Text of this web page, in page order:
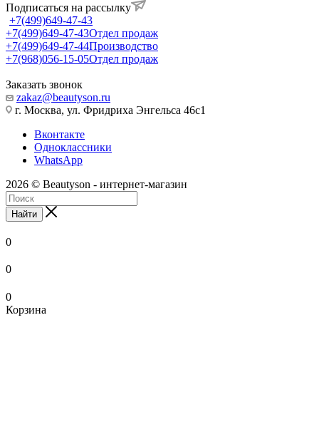
Подписаться на рассылку
+7(499)649-47-43
+7(499)649-47-43Отдел продаж
+7(499)649-47-44Производство
+7(968)056-15-05Отдел продаж
Заказать звонок
zakaz@beautyson.ru
г. Москва, ул. Фридриха Энгельса 46с1
Вконтакте
Одноклассники
WhatsApp
2026 © Beautyson - интернет-магазин
Найти
0
0
0
Корзина